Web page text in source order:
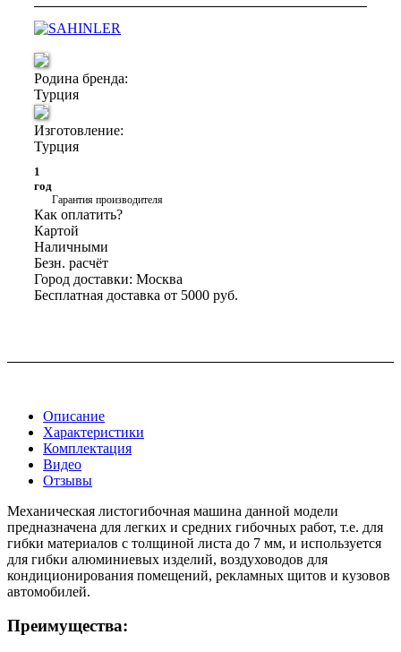
Родина бренда:
Турция
Изготовление:
Турция
1
год
Гарантия производителя
Как оплатить?
Картой
Наличными
Безн. расчёт
Город доставки: Москва
Бесплатная доставка от 5000 руб.
Описание
Характеристики
Комплектация
Видео
Отзывы
Механическая листогибочная машина данной модели
предназначена для легких и средних гибочных работ, т.е. для
гибки материалов с толщиной листа до 7 мм, и используется
для гибки алюминиевых изделий, воздуховодов для
кондиционирования помещений, рекламных щитов и кузовов
автомобилей.
Преимущества: